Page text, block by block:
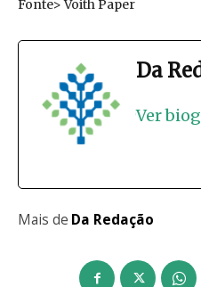
Fonte> Voith Paper
Da
Ver
Mais de Da Redação